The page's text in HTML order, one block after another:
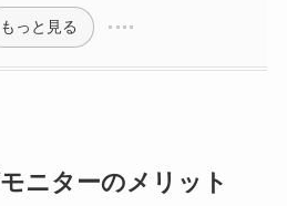
もっと見る
ニターのメリット